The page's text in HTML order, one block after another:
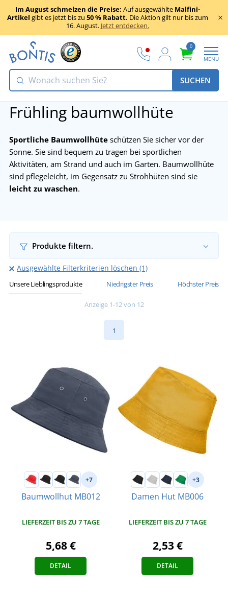
Im August schmelzen die Preise: Auf ausgewählte Malfini-
Artikel gibt es jetzt bis zu 50 % Rabatt. Die Aktion gilt nur bis zum
16. August. Jetzt entdecken.
0
MENU
SUCHEN
Frühling baumwollhüte
Sportliche Baumwollhüte schützen Sie sicher vor der
Sonne. Sie sind bequem zu tragen bei sportlichen
Aktivitäten, am Strand und auch im Garten. Baumwollhüte
sind pflegeleicht, im Gegensatz zu Strohhüten sind sie
leicht zu waschen.
Produkte filtern.
Ausgewählte Filterkriterien löschen (1)
Unsere Lieblingsprodukte Niedrigster Preis Höchster Preis
Anzeige 1-12 von 12
1
+7
Baumwollhut MB012
LIEFERZEIT BIS ZU 7 TAGE
5,68 €
DETAIL
+3
Damen Hut MB006
LIEFERZEIT BIS ZU 7 TAGE
2,53 €
DETAIL